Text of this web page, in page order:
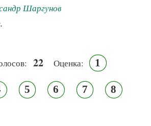
Шаргунов
22 Оценка: 1
5 6 7 8